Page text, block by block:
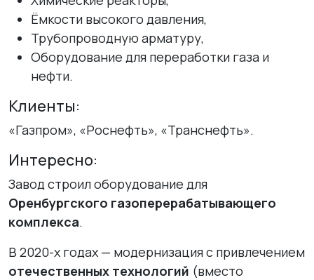
Ёмкости высокого давления,
Трубопроводную арматуру,
Оборудование для переработки газа и
нефти.
Клиенты:
«Газпром», «Роснефть», «Транснефть».
Интересно:
Завод строил оборудование для
Оренбургского газоперерабатывающего
комплекса.
В 2020-х годах — модернизация с привлечением
отечественных технологий (вместо